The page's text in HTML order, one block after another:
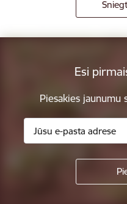
Esi
Piesakies jaunumu